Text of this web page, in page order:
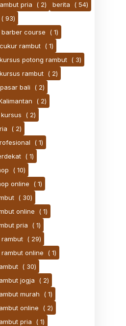
pria
( 2) berita
( 54)
( 93)
barber course
( 1)
rambut ( 1)
potong rambut ( 3)
rambut ( 2)
bali
( 2)
( 2)
kursus
( 2)
( 2)
( 1)
( 1)
( 10)
online
( 1)
( 30)
online
( 1)
pria
( 1)
( 29)
online
( 1)
( 30)
jogja
( 2)
murah
( 1)
online
( 2)
pria
( 1)